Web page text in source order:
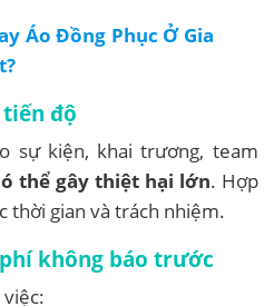
Áo Đồng Phục Ở Gia
độ
sự kiện, khai trương, team
thể gây thiệt hại lớn. Hợp
thời gian và trách nhiệm.
không báo trước